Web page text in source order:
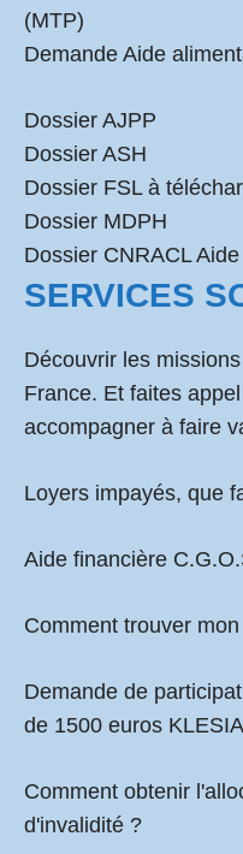
(MTP)
Demande Aide
Dossier AJPP
Dossier ASH
Dossier FSL à
Dossier MDPH
Dossier CNRACL
SERVICES
Découvrir les
France. Et faites
accompagner à faire
Loyers impayés, que
Aide financière
Comment trouver
Demande de
de 1500 euros KLESIA
Comment obtenir
d'invalidité ?